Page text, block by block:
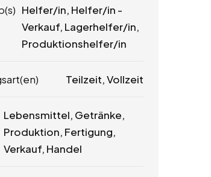
Helfer/in, Helfer/in -
Verkauf, Lagerhelfer/in,
Produktionshelfer/in
Teilzeit, Vollzeit
Lebensmittel, Getränke,
Produktion, Fertigung,
Verkauf, Handel